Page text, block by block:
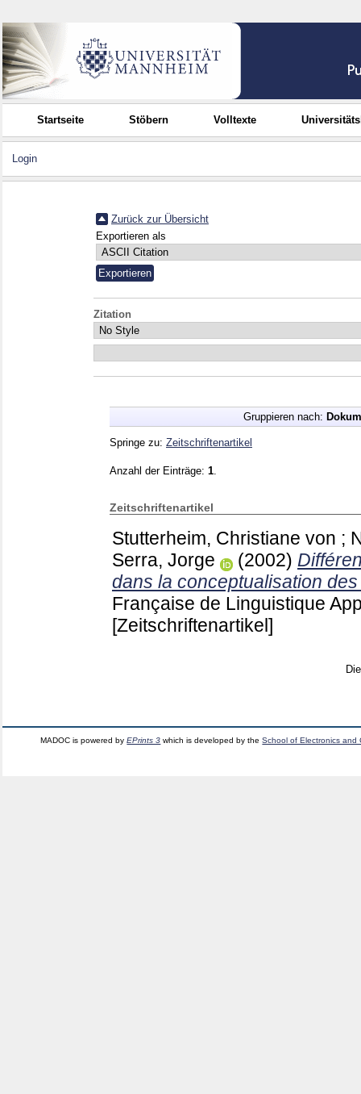
Startseite Stöbern Volltexte
Login
Zurück zur Übersicht
Exportieren als
Zitation
Gruppieren nach:
Springe zu: Zeitschriftenartikel
Anzahl der Einträge: 1
Zeitschriftenartikel
Stutterheim, Christiane von ;
Serra, Jorge
(2002)
dans la conceptualisation
Française de Linguistique
[Zeitschriftenartikel]
MADOC is powered byEPrints 3 which is developed by theSchool of Electronics and